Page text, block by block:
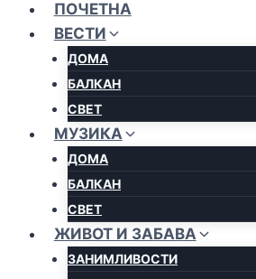
ПОЧЕТНА
ВЕСТИ
ДОМА
БАЛКАН
СВЕТ
МУЗИКА
ДОМА
БАЛКАН
СВЕТ
ЖИВОТ И ЗАБАВА
ЗАНИМЛИВОСТИ